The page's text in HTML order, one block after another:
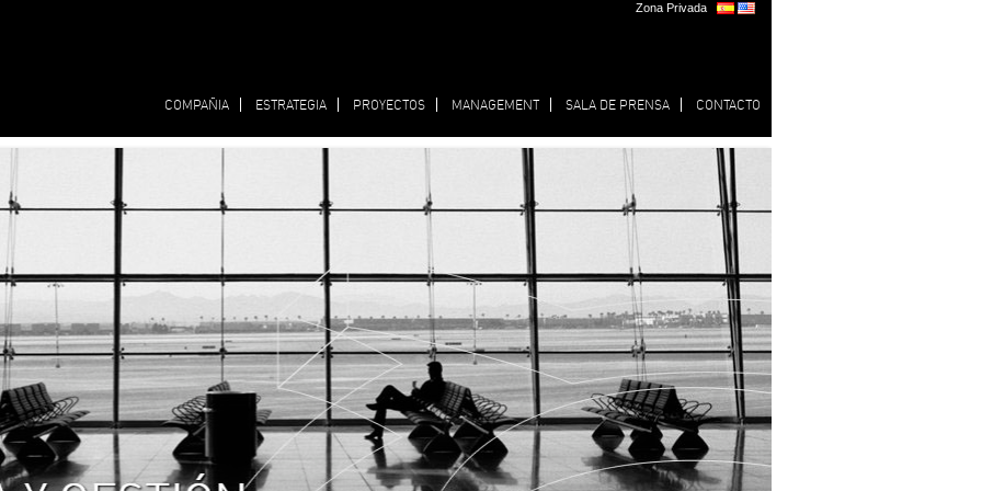
Zona Privada
COMPAÑIA ESTRATEGIA PROYECTOS MANAGEMENT SALA DE PRENSA CONTACTO